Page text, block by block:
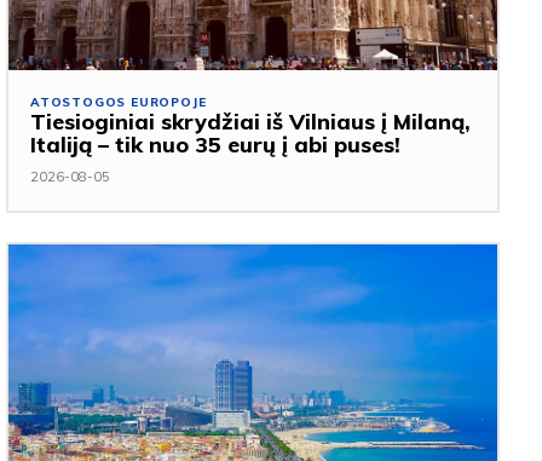
ATOSTOGOS EUROPOJE
Tiesioginiai skrydžiai iš Vilniaus į Milaną,
Italiją – tik nuo 35 eurų į abi puses!
2026-08-05